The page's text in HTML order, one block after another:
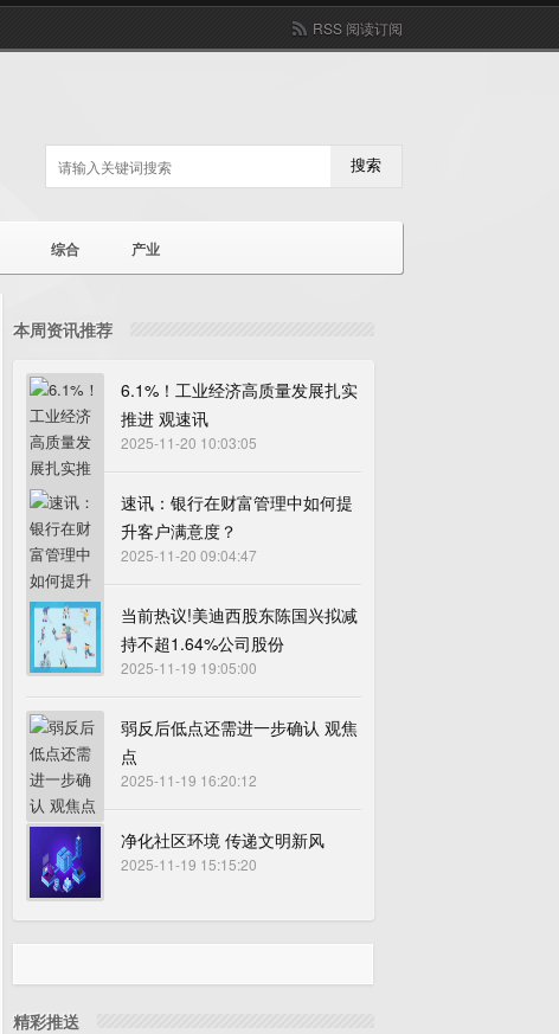
RSS 阅读订阅
搜索
综合 产业
本周资讯推荐
6.1%！工业经济高质量发展扎实
推进 观速讯
2025-11-20 10:03:05
速讯：银行在财富管理中如何提
升客户满意度？
2025-11-20 09:04:47
当前热议!美迪西股东陈国兴拟减
持不超1.64%公司股份
2025-11-19 19:05:00
弱反后低点还需进一步确认 观焦
点
2025-11-19 16:20:12
净化社区环境 传递文明新风
2025-11-19 15:15:20
精彩推送